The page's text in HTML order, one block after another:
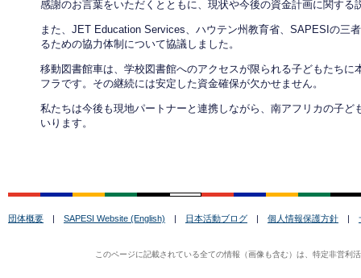
感謝のお言葉をいただくとともに、現状や今後の資金計画に関する
また、JET Education Services、ハウテン州教育省、SAPESIの三
るための協力体制について協議しました。
移動図書館車は、学校図書館へのアクセスが限られる子どもたち
フラです。その継続には安定した資金確保が欠かせません。
私たちは今後も現地パートナーと連携しながら、南アフリカの子
いります。
団体概要 | SAPESI Website (English) | 日本活動ブログ | 個人情報保護方針 |
このページに記載されている全ての情報（画像も含む）は、特定非営